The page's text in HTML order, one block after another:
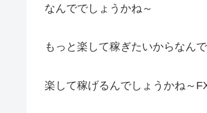
なんででしょうかね～
もっと楽して稼ぎたいからなん
楽して稼げるんでしょうかね～